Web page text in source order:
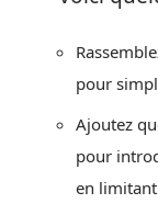
pour
Ajoutez
pour
en